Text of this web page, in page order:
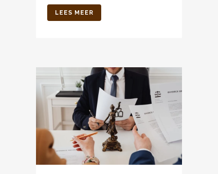
LEES MEER